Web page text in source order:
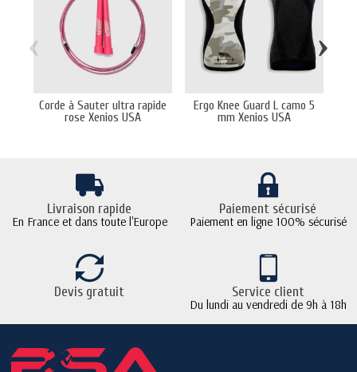
Corde à Sauter ultra rapide
rose Xenios USA
Ergo Knee Guard L camo 5
mm Xenios USA
‹ ›
Livraison rapide
En France et dans toute l'Europe
Paiement sécurisé
Paiement en ligne 100% sécurisé
Devis gratuit Service client
Du lundi au vendredi de 9h à 18h